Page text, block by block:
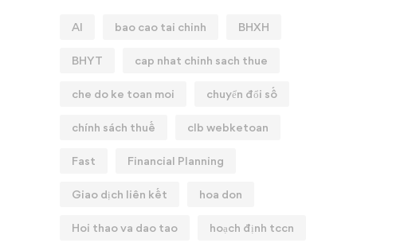
AI bao cao tai chinh BHXH
BHYT cap nhat chinh sach thue
che do ke toan moi chuyển đổi số
chính sách thuế clb webketoan
Fast Financial Planning
Giao dịch liên kết hoa don
Hoi thao va dao tao hoạch định tccn